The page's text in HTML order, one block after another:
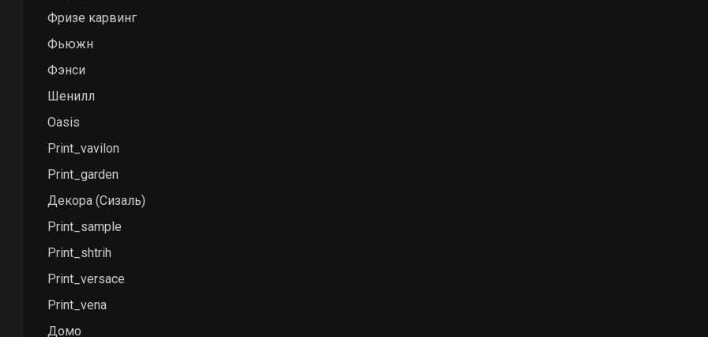
Фризе карвинг
Фьюжн
Фэнси
Шенилл
Oasis
Print_vavilon
Print_garden
Декора (Cизаль)
Print_sample
Print_shtrih
Print_versace
Print_vena
Домо